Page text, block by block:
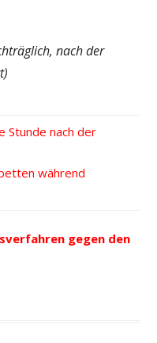
nach der
Stunde nach der
während
gegen den